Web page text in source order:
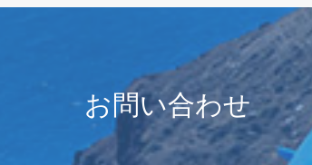
お問い合わせ